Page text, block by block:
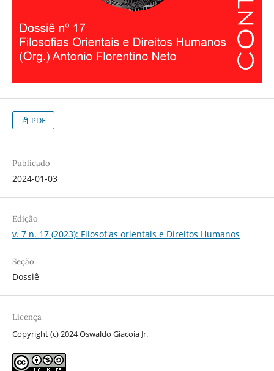
PDF
Publicado
2024-01-03
Edição
v. 7 n. 17 (2023): Filosofias orientais e Direitos Humanos
Seção
Dossiê
Licença
Copyright (c) 2024 Oswaldo Giacoia Jr.